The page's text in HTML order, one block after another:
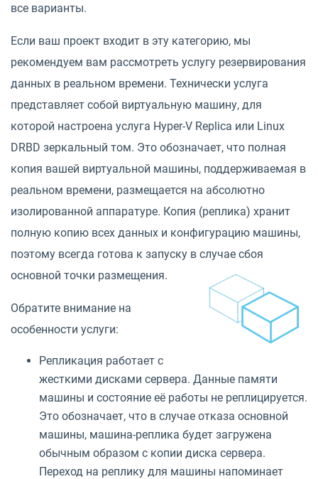
все варианты.
Если ваш проект входит в эту категорию, мы
рекомендуем вам рассмотреть услугу резервирования
данных в реальном времени. Технически услуга
представляет собой виртуальную машину, для
которой настроена услуга Hyper-V Replica или Linux
DRBD зеркальный том. Это обозначает, что полная
копия вашей виртуальной машины, поддерживаемая в
реальном времени, размещается на абсолютно
изолированной аппаратуре. Копия (реплика) хранит
полную копию всех данных и конфигурацию машины,
поэтому всегда готова к запуску в случае сбоя
основной точки размещения.
Обратите внимание на
особенности услуги:
Репликация работает с
жесткими дисками сервера. Данные памяти
машины и состояние её работы не реплицируется.
Это обозначает, что в случае отказа основной
машины, машина-реплика будет загружена
обычным образом с копии диска сервера.
Переход на реплику для машины напоминает